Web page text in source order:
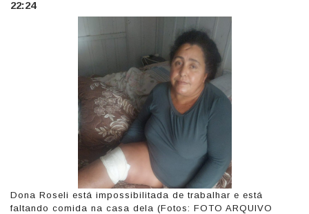
22:24
Dona Roseli está impossibilitada de trabalhar e está
faltando comida na casa dela (Fotos: FOTO ARQUIVO